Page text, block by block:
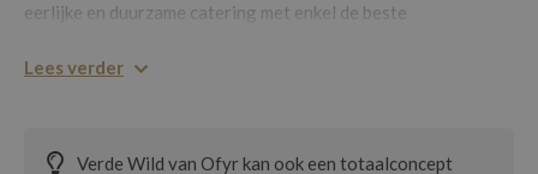
eerlijke en duurzame catering met enkel de beste
OFYR CLASSIC modellen. Een prachtige buffettafel om alles
Lees verder
Verde Wild van Ofyr kan ook een totaalconcept